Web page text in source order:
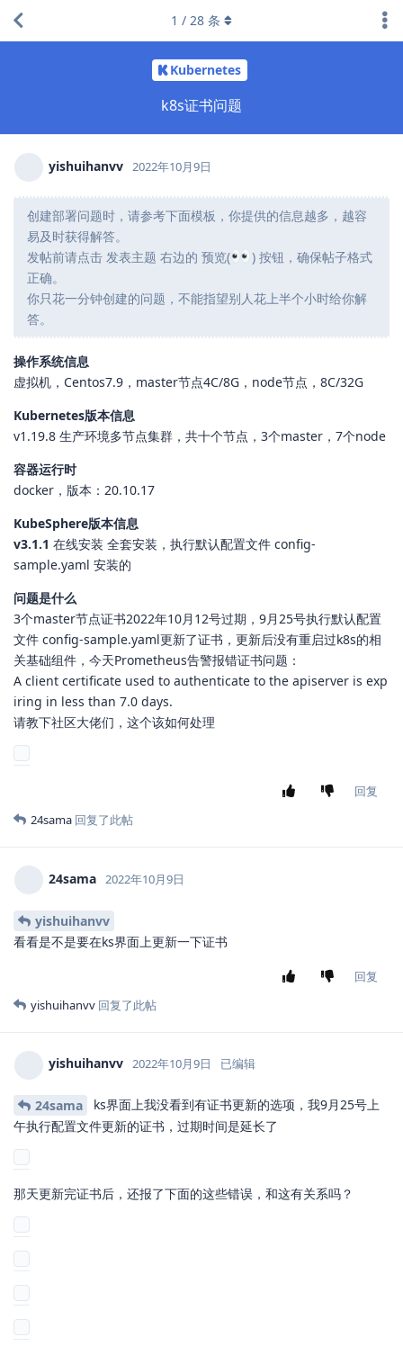
Kubernetes
k8s证书问题
1 / 28 条
yishuihanvv 2022年10月9日
创建部署问题时，请参考下面模板，你提供的信息越多，越容
易及时获得解答。
发帖前请点击 发表主题 右边的 预览(
) 按钮，确保帖子格式
正确。
你只花一分钟创建的问题，不能指望别人花上半个小时给你解
答。
操作系统信息
虚拟机，Centos7.9，master节点4C/8G，node节点，8C/32G
Kubernetes版本信息
v1.19.8 生产环境多节点集群，共十个节点，3个master，7个node
容器运行时
docker，版本：20.10.17
KubeSphere版本信息
v3.1.1 在线安装 全套安装，执行默认配置文件 config-
sample.yaml 安装的
问题是什么
3个master节点证书2022年10月12号过期，9月25号执行默认配置
文件 config-sample.yaml更新了证书，更新后没有重启过k8s的相
关基础组件，今天Prometheus告警报错证书问题：
A client certificate used to authenticate to the apiserver is exp
iring in less than 7.0 days.
请教下社区大佬们，这个该如何处理
回复
24sama 回复了此帖
24sama 2022年10月9日
yishuihanvv
看看是不是要在ks界面上更新一下证书
回复
yishuihanvv 回复了此帖
yishuihanvv 2022年10月9日 已编辑
24sama
ks界面上我没看到有证书更新的选项，我9月25号上
午执行配置文件更新的证书，过期时间是延长了
那天更新完证书后，还报了下面的这些错误，和这有关系吗？